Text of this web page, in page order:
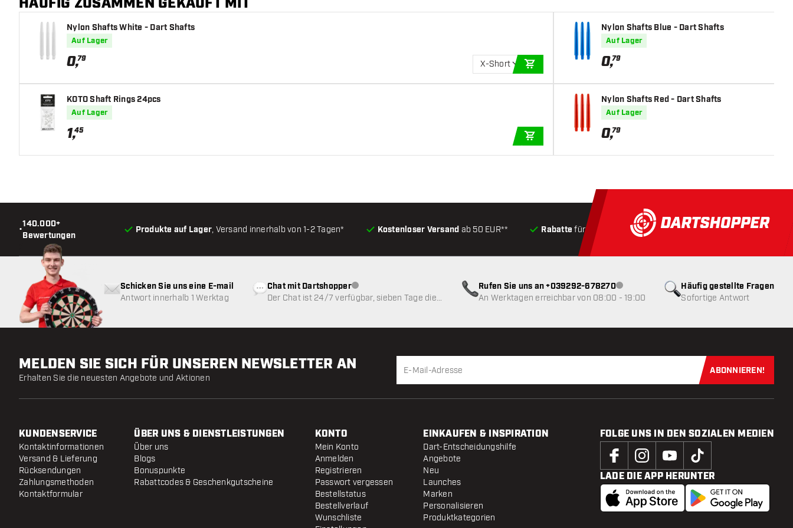
Nylon Shafts White - Dart Shafts
Auf Lager
0,79
X-Short
IN DEN WARENKORB
KOTO Shaft Rings 24pcs
Auf Lager
1,45
IN DEN WARENKORB
Nylon Shafts Blue - Dart Shafts
Auf Lager
0,79
Nylon Shafts Red - Dart Shafts
Auf Lager
0,79
•
140.000+
Bewertungen
Produkte auf Lager, Versand innerhalb von 1-2 Tagen* Kostenloser Versand ab 50 EUR** Rabatte für Kunden Produkte auf Lager, Versand
Häufig gestellte Fragen
Sofortige Antwort
Schicken Sie uns eine E-mail
Antwort innerhalb 1 Werktag
Chat mit DartshopperKundenservice nicht verfügbar
Der Chat ist 24/7 verfügbar, sieben Tage die
Rufen Sie uns an +039292-678270Kundenservice nicht verfügbar
An Werktagen erreichbar von 08:00 - 19:00
MELDEN SIE SICH FÜR UNSEREN NEWSLETTER AN
Erhalten Sie die neuesten Angebote und Aktionen
Jetzt für
ABONNIEREN!
KUNDENSERVICE
Kontaktinformationen
Versand & Lieferung
Rücksendungen
Zahlungsmethoden
Kontaktformular
ÜBER UNS & DIENSTLEISTUNGEN
Über uns
Blogs
Bonuspunkte
Rabattcodes & Geschenkgutscheine
KONTO
Mein Konto
Anmelden
Registrieren
Passwort vergessen
Bestellstatus
Bestellverlauf
Wunschliste
EINKAUFEN & INSPIRATION
Dart-Entscheidungshilfe
Angebote
Neu
Launches
Marken
Personalisieren
Produktkategorien
FOLGE UNS IN DEN SOZIALEN MEDIEN
LADE DIE APP HERUNTER